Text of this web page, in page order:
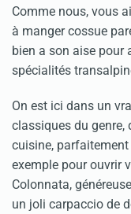
Comme nous, vous
à manger cossue
bien a son aise pour
spécialités
On est ici dans un
classiques du genre,
cuisine,
exemple pour ouvrir
Colonnata,
un joli carpaccio de